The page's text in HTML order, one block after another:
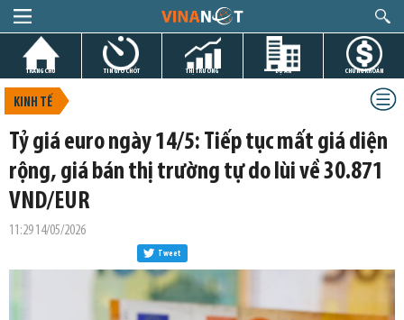
TRANG CHỦ TIN GIỜ CHÓT THỊ TRƯỜNG DỰ ÁN CHỨNG KHOÁN
KINH TẾ
Tỷ giá euro ngày 14/5: Tiếp tục mất giá diện
rộng, giá bán thị trường tự do lùi về 30.871
VND/EUR
11:29 14/05/2026
Tweet